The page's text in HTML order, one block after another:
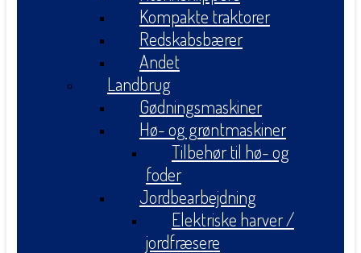
Kompakte traktorer
Redskabsbærer
Andet
Landbrug
Gødningsmaskiner
Hø- og grøntmaskiner
Tilbehør til hø- og
foder
Jordbearbejdning
Elektriske harver /
jordfræsere